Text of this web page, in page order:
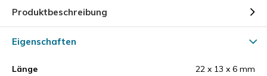
Produktbeschreibung
Eigenschaften
Länge 22 x 13 x 6 mm